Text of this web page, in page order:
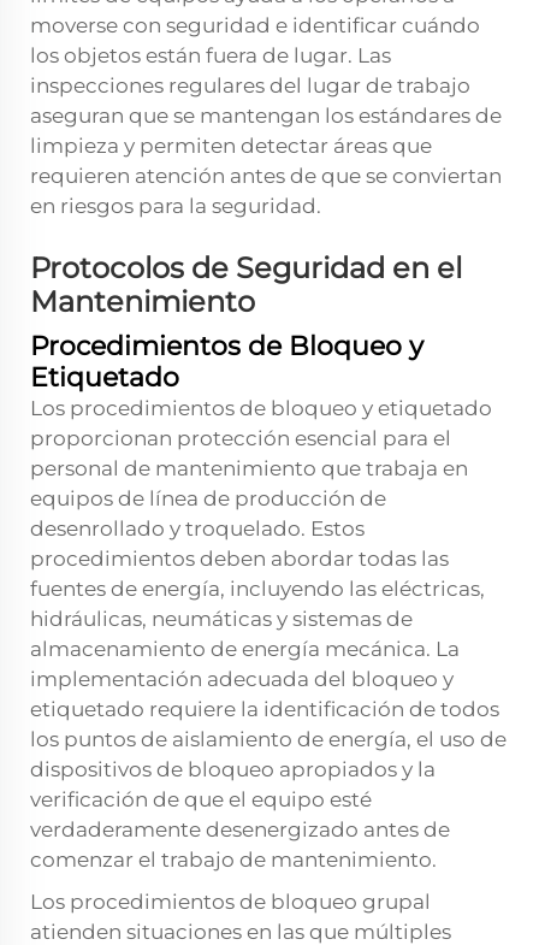
moverse con seguridad e identificar cuándo
los objetos están fuera de lugar. Las
inspecciones regulares del lugar de trabajo
aseguran que se mantengan los estándares de
limpieza y permiten detectar áreas que
requieren atención antes de que se conviertan
en riesgos para la seguridad.
Protocolos de Seguridad en el
Mantenimiento
Procedimientos de Bloqueo y
Etiquetado
Los procedimientos de bloqueo y etiquetado
proporcionan protección esencial para el
personal de mantenimiento que trabaja en
equipos de línea de producción de
desenrollado y troquelado. Estos
procedimientos deben abordar todas las
fuentes de energía, incluyendo las eléctricas,
hidráulicas, neumáticas y sistemas de
almacenamiento de energía mecánica. La
implementación adecuada del bloqueo y
etiquetado requiere la identificación de todos
los puntos de aislamiento de energía, el uso de
dispositivos de bloqueo apropiados y la
verificación de que el equipo esté
verdaderamente desenergizado antes de
comenzar el trabajo de mantenimiento.
Los procedimientos de bloqueo grupal
atienden situaciones en las que múltiples